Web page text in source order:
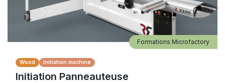
Wood Initiation machine
Initiation Panneauteuse
Formations Microfactory